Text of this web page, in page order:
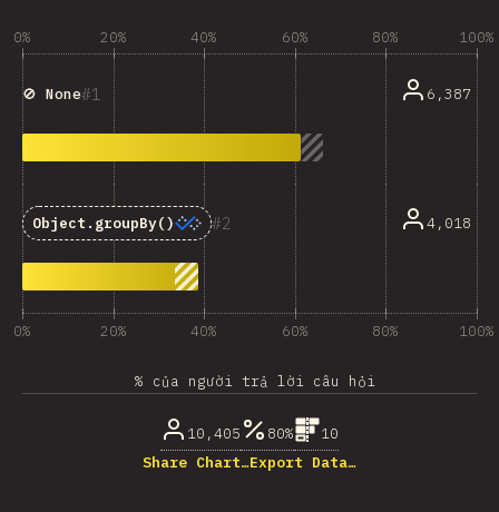
0% 20% 40% 60% 80% 100%
1
🚫 None 6,387
2
Object.groupBy() 4,018
0% 20% 40% 60% 80% 100%
% của người trả lời câu hỏi
10,405 80%
10
Share Chart…Export Data…